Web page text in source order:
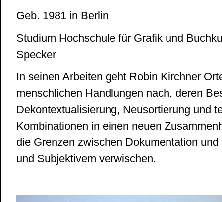
Geb. 1981 in Berlin
Studium Hochschule für Grafik und
Specker
In seinen Arbeiten geht Robin Kirchner
menschlichen Handlungen nach, deren
Dekontextualisierung, Neusortierung und
Kombinationen in einen neuen
die Grenzen zwischen Dokumentation
und Subjektivem verwischen.